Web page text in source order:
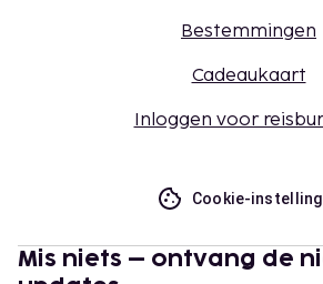
Bestemmingen
Cadeaukaart
Inloggen voor
Cookie-
Mis niets – ontvang de